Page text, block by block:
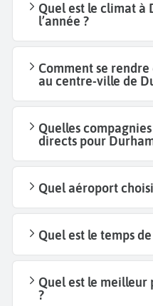
Quel est le climat à
l’année ?
Comment se
au centre-ville de
Quelles
directs pour
Quel aéroport
Quel est le temps
Quel est le meilleur
?